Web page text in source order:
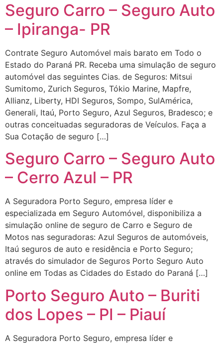
Seguro Carro – Seguro Auto
– Ipiranga- PR
Contrate Seguro Automóvel mais barato em Todo o
Estado do Paraná PR. Receba uma simulação de seguro
automóvel das seguintes Cias. de Seguros: Mitsui
Sumitomo, Zurich Seguros, Tókio Marine, Mapfre,
Allianz, Liberty, HDI Seguros, Sompo, SulAmérica,
Generali, Itaú, Porto Seguro, Azul Seguros, Bradesco; e
outras conceituadas seguradoras de Veículos. Faça a
Sua Cotação de seguro […]
Seguro Carro – Seguro Auto
– Cerro Azul – PR
A Seguradora Porto Seguro, empresa líder e
especializada em Seguro Automóvel, disponibiliza a
simulação online de seguro de Carro e Seguro de
Motos nas seguradoras: Azul Seguros de automóveis,
Itaú seguros de auto e residência e Porto Seguro;
através do simulador de Seguros Porto Seguro Auto
online em Todas as Cidades do Estado do Paraná […]
Porto Seguro Auto – Buriti
dos Lopes – PI – Piauí
A Seguradora Porto Seguro, empresa líder e